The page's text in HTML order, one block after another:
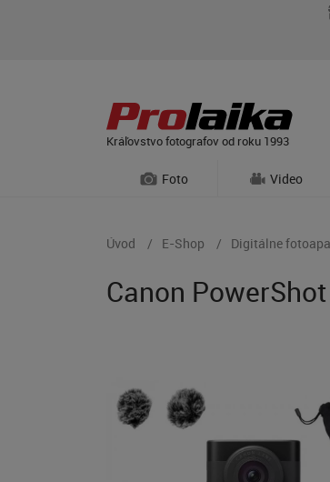
Kráľovstvo fotografov od roku 1993
Foto Video
Úvod E-Shop Digitálne
Canon